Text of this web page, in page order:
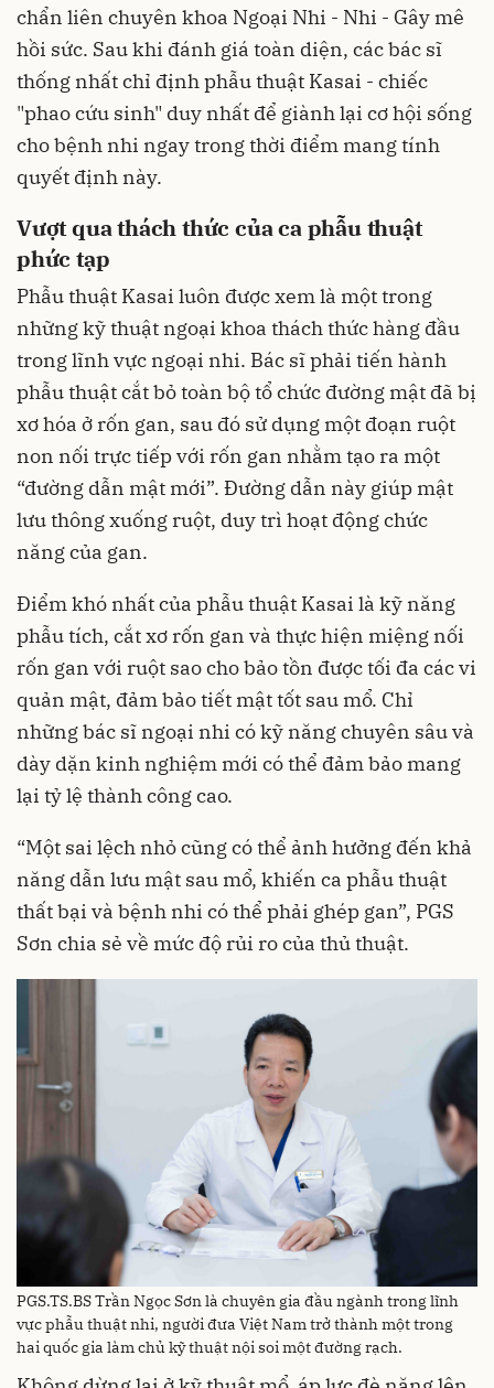
chẩn liên chuyên khoa Ngoại Nhi - Nhi - Gây mê
hồi sức. Sau khi đánh giá toàn diện, các bác sĩ
thống nhất chỉ định phẫu thuật Kasai - chiếc
"phao cứu sinh" duy nhất để giành lại cơ hội sống
cho bệnh nhi ngay trong thời điểm mang tính
quyết định này.
Vượt qua thách thức của ca phẫu thuật
phức tạp
Phẫu thuật Kasai luôn được xem là một trong
những kỹ thuật ngoại khoa thách thức hàng đầu
trong lĩnh vực ngoại nhi. Bác sĩ phải tiến hành
phẫu thuật cắt bỏ toàn bộ tổ chức đường mật đã bị
xơ hóa ở rốn gan, sau đó sử dụng một đoạn ruột
non nối trực tiếp với rốn gan nhằm tạo ra một
“đường dẫn mật mới”. Đường dẫn này giúp mật
lưu thông xuống ruột, duy trì hoạt động chức
năng của gan.
Điểm khó nhất của phẫu thuật Kasai là kỹ năng
phẫu tích, cắt xơ rốn gan và thực hiện miệng nối
rốn gan với ruột sao cho bảo tồn được tối đa các vi
quản mật, đảm bảo tiết mật tốt sau mổ. Chỉ
những bác sĩ ngoại nhi có kỹ năng chuyên sâu và
dày dặn kinh nghiệm mới có thể đảm bảo mang
lại tỷ lệ thành công cao.
“Một sai lệch nhỏ cũng có thể ảnh hưởng đến khả
năng dẫn lưu mật sau mổ, khiến ca phẫu thuật
thất bại và bệnh nhi có thể phải ghép gan”, PGS
Sơn chia sẻ về mức độ rủi ro của thủ thuật.
PGS.TS.BS Trần Ngọc Sơn là chuyên gia đầu ngành trong lĩnh
vực phẫu thuật nhi, người đưa Việt Nam trở thành một trong
hai quốc gia làm chủ kỹ thuật nội soi một đường rạch.